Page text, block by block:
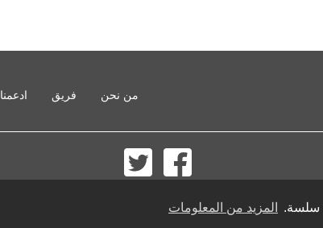
سلسة. المزيد من المعلومات
من نحن فريق ادعمنا